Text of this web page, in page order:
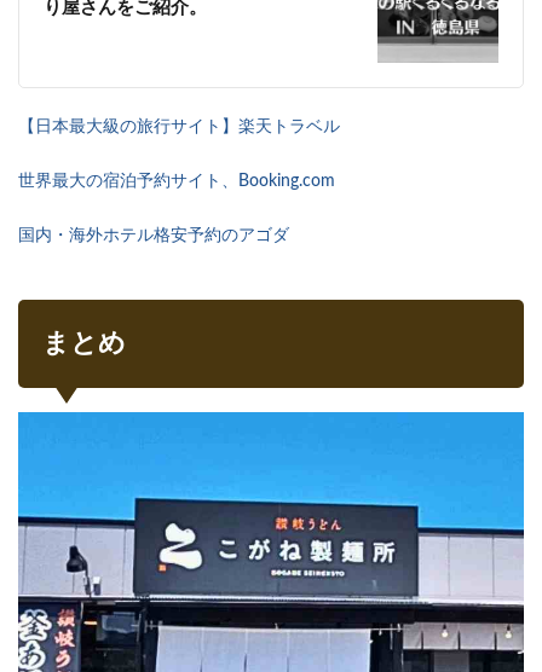
り屋さんをご紹介。
【日本最大級の旅行サイト】楽天トラベル
世界最大の宿泊予約サイト、Booking.com
国内・海外ホテル格安予約のアゴダ
まとめ